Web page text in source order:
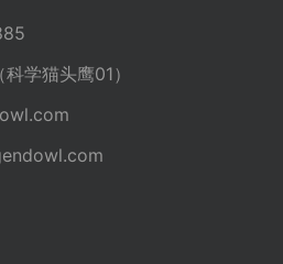
猫头鹰01）